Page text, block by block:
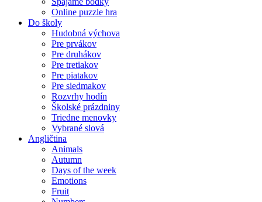
Online puzzle hra
Do školy
Hudobná výchova
Pre prvákov
Pre druhákov
Pre tretiakov
Pre piatakov
Pre siedmakov
Rozvrhy hodín
Školské prázdniny
Triedne menovky
Vybrané slová
Angličtina
Animals
Autumn
Days of the week
Emotions
Fruit